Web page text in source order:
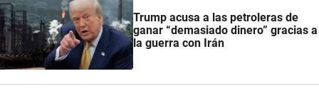
Trump acusa a las petroleras de
ganar “demasiado dinero” gracias a
la guerra con Irán